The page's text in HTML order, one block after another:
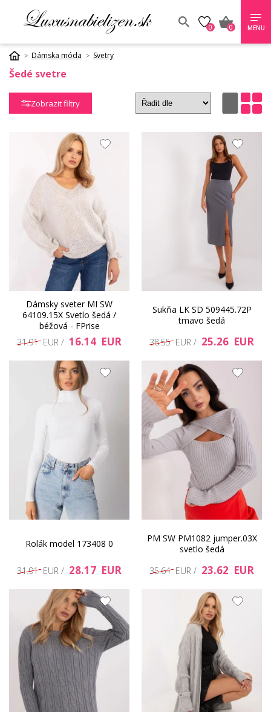
0 0 MENU
Dámska móda Svetry
Šedé svetre
Zobrazit filtry
Dámsky sveter MI SW
64109.15X Svetlo šedá /
béžová - FPrise
31.91 EUR / 16.14 EUR
Sukňa LK SD 509445.72P
tmavo šedá
38.55 EUR / 25.26 EUR
Rolák model 173408 0
31.91 EUR / 28.17 EUR
PM SW PM1082 jumper.03X
svetlo šedá
35.64 EUR / 23.62 EUR